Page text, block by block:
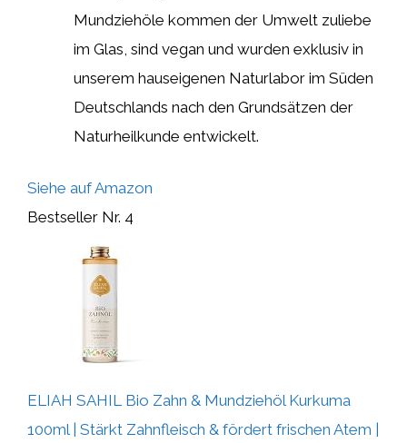
Mundziehöle kommen der Umwelt zuliebe
im Glas, sind vegan und wurden exklusiv in
unserem hauseigenen Naturlabor im Süden
Deutschlands nach den Grundsätzen der
Naturheilkunde entwickelt.
Siehe auf Amazon
Bestseller Nr. 4
ELIAH SAHIL Bio Zahn & Mundziehöl Kurkuma
100ml | Stärkt Zahnfleisch & fördert frischen Atem |